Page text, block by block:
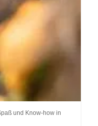
und Know-how in